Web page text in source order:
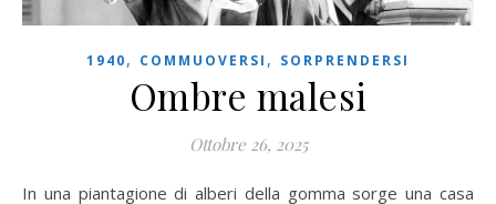
1940, COMMUOVERSI , SORPRENDERSI
Ombre malesi
Ottobre 26, 2025
In una piantagione di alberi della gomma sorge una casa